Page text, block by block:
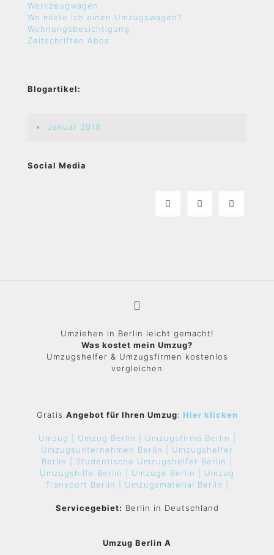
Werkzeugwagen
Wo miete ich einen Umzugswagen?
Wohnungsbesichtigung
Zeitschriften Abos
Blogartikel:
Januar 2018
Social Media
Umziehen in Berlin leicht gemacht!
Was kostet mein Umzug?
Umzugshelfer & Umzugsfirmen kostenlos
vergleichen
Gratis Angebot für Ihren Umzug: Hier klicken
Umzug | Umzug Berlin |
Umzugsfirma Berlin |
Umzugsunternehmen Berlin | Umzugshelfer
Berlin | Studentische Umzugshelfer Berlin |
Umzugshilfe Berlin | Umzüge Berlin | Umzug
Transport Berlin | Umzugsmaterial Berlin |
Servicegebiet: Berlin in Deutschland
Umzug Berlin A